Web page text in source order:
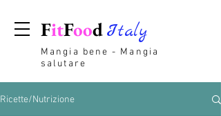
FitFoodItaly
Mangia bene - Mangia
salutare
Ricette/Nutrizione